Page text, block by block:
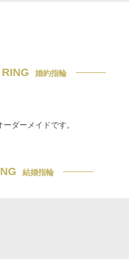
婚約指輪
ダーメイドです。
結婚指輪